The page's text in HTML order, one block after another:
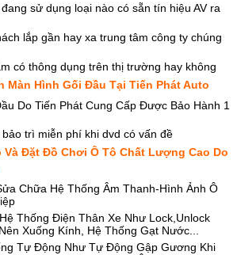
sử dụng loại nào có sẵn tín hiệu AV ra
lắp gần hay xa trung tâm công ty chúng
có thông dụng trên thị trường hay không
Màn Hình Gối Đầu Tại Tiến Phát Auto
Do Tiến Phát Cung Cấp Được Bảo Hành 1
trì miễn phí khi dvd có vấn đề
Và Đặt Đồ Chơi Ô Tô Chất Lượng Cao Do
Chữa Hệ Thống Âm Thanh-Hình Ảnh Ô
Thống Điện Thân Xe Như Lock,Unlock
Xuống Kính, Hệ Thống Gạt Nước...
Tự Động Như Tự Động Gập Gương Khi